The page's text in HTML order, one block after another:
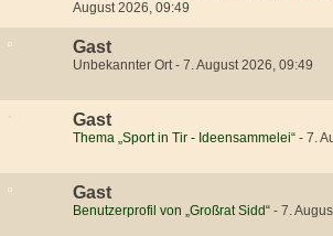
August 2026, 09:49
Gast
Unbekannter Ort - 7. August 2026, 09:49
Gast
Thema „Sport in Tir - Ideensammelei“ - 7.
Gast
Benutzerprofil von „Großrat Sidd“ - 7.